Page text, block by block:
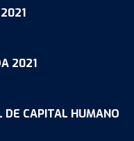
2021
DE CAPITAL HUMANO